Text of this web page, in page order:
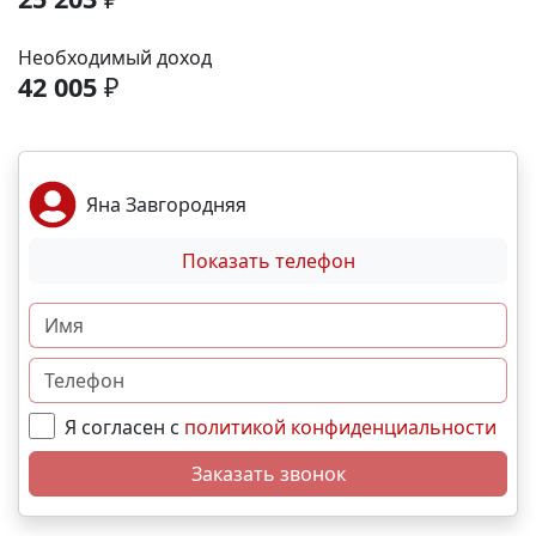
бассейн Транспортная доступность: - В 5 минутах
ходьбы — остановка общественного транспорта
(маршрутки, автобусы, троллейбус). - 5 минут до
Симферополя на машине. - 10–12 минут до ТРК
«МЕГАНОМ». Выгодные условия покупки: -
Беспроцентная рассрочка - Льготная ипотека. -
Возможно использовать материнский капитал, как
для приобретения в рассрочку так и в ипотеку.
Свяжитесь с нами прямо сейчас и мы подберем
лучший вариант именно для Вас! N3280
Необходимый доход
42 005 ₽
Яна Завгородняя
Показать телефон
Я согласен с политикой конфиденциальности
Заказать звонок